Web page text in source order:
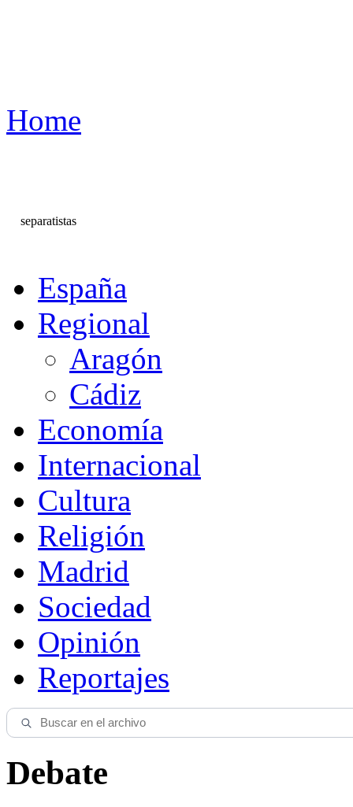
Home
separatistas
España
Regional
Aragón
Cádiz
Economía
Internacional
Cultura
Religión
Madrid
Sociedad
Opinión
Reportajes
Debate